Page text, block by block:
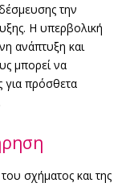
την
Η υπερβολική
ανάπτυξη και
μπορεί να
για πρόσθετα
σχήματος και της